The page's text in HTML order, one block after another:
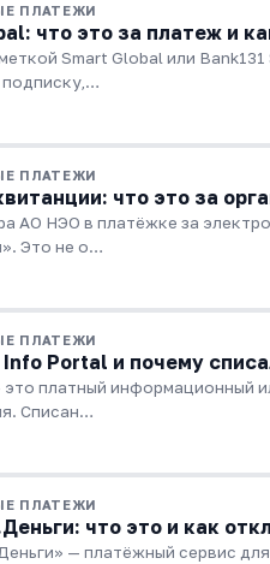
ПЛАТЕЖИ
что это за платеж и
Smart Global или
ПЛАТЕЖИ
что это за
АО НЭО в платёжке за
Это не о…
ПЛАТЕЖИ
Portal и почему
платный информационный
Списан…
ПЛАТЕЖИ
что это и как
— платёжный сервис для